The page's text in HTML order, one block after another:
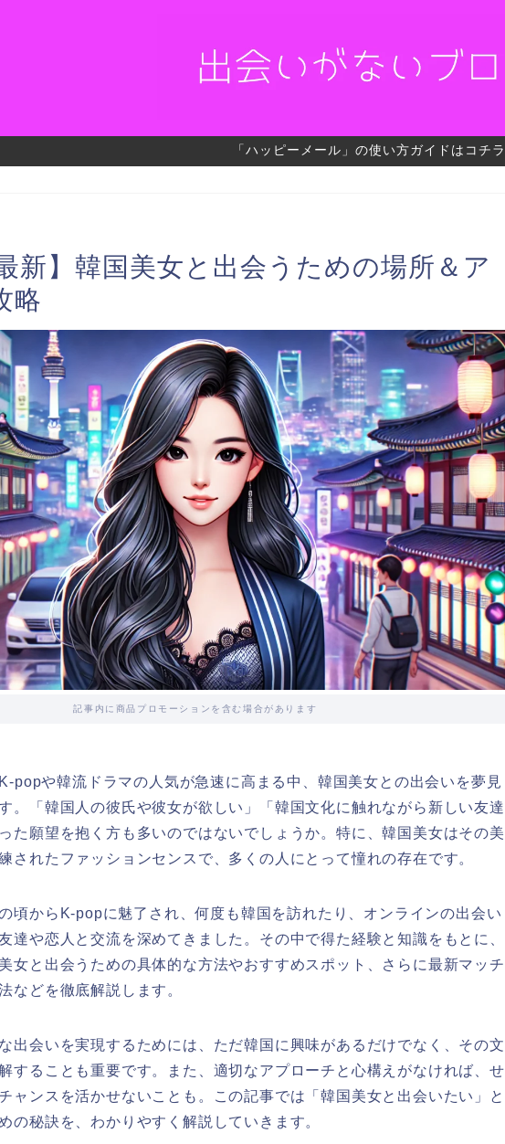
「ハッピーメール」の使い方ガイドはコチラ
新】韓国美女と出会うための場所＆ア
略
記事内に商品プロモーションを含む場合があります
popや韓流ドラマの人気が急速に高まる中、韓国美女との出会いを夢見
。「韓国人の彼氏や彼女が欲しい」「韓国文化に触れながら新しい友達
た願望を抱く方も多いのではないでしょうか。特に、韓国美女はその美
されたファッションセンスで、多くの人にとって憧れの存在です。
頃からK-popに魅了され、何度も韓国を訪れたり、オンラインの出会い
達や恋人と交流を深めてきました。その中で得た経験と知識をもとに、
女と出会うための具体的な方法やおすすめスポット、さらに最新マッチ
などを徹底解説します。
出会いを実現するためには、ただ韓国に興味があるだけでなく、その文
することも重要です。また、適切なアプローチと心構えがなければ、せ
ャンスを活かせないことも。この記事では「韓国美女と出会いたい」と
の秘訣を、わかりやすく解説していきます。